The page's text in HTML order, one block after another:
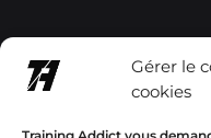
Gérer le
cookies
p.com